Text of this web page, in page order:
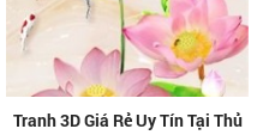
Tranh 3D Giá Rẻ Uy Tín Tại Thủ